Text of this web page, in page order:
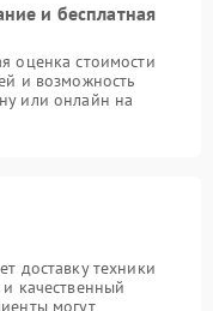
и бесплатная
оценка стоимости
и возможность
или онлайн на
доставку техники
качественный
могут